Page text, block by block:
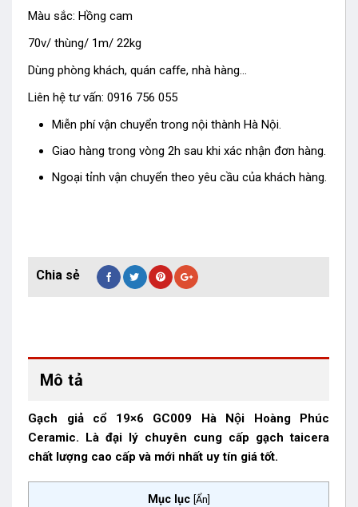
Màu sắc: Hồng cam
70v/ thùng/ 1m/ 22kg
Dùng phòng khách, quán caffe, nhà hàng…
Liên hệ tư vấn: 0916 756 055
Miễn phí vận chuyển trong nội thành Hà Nội.
Giao hàng trong vòng 2h sau khi xác nhận đơn hàng.
Ngoại tỉnh vận chuyển theo yêu cầu của khách hàng.
Mô tả
Gạch giả cổ 19×6 GC009 Hà Nội Hoàng Phúc
Ceramic. Là đại lý chuyên cung cấp gạch taicera
chất lượng cao cấp và mới nhất uy tín giá tốt.
Mục lục Ẩn